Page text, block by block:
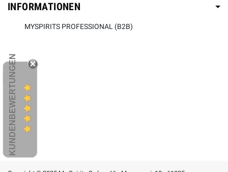
INFORMATIONEN
MYSPIRITS PROFESSIONAL (B2B)
KUNDENBEWERTUNGEN